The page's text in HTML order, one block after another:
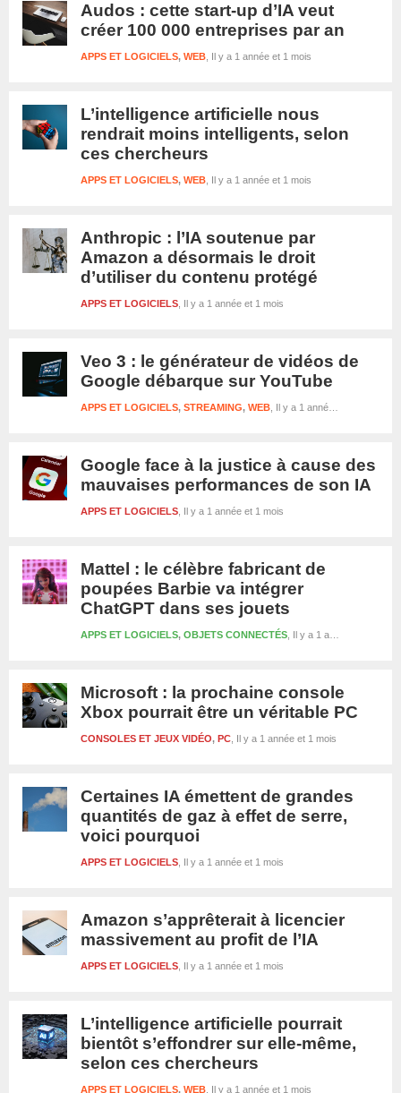
Audos : cette start-up d’IA veut
créer 100 000 entreprises par an
Il y a 1 année et 1 mois
APPS ET LOGICIELS, WEB
L’intelligence artificielle nous
rendrait moins intelligents, selon
ces chercheurs
Il y a 1 année et 1 mois
APPS ET LOGICIELS, WEB
Anthropic : l’IA soutenue par
Amazon a désormais le droit
d’utiliser du contenu protégé
Il y a 1 année et 1 mois
APPS ET LOGICIELS
Veo 3 : le générateur de vidéos de
Google débarque sur YouTube
Il y a 1 année et 1 mois
APPS ET LOGICIELS, STREAMING, WEB
Google face à la justice à cause des
mauvaises performances de son IA
Il y a 1 année et 1 mois
APPS ET LOGICIELS
Mattel : le célèbre fabricant de
poupées Barbie va intégrer
ChatGPT dans ses jouets
Il y a 1 année et 1 mois
APPS ET LOGICIELS, OBJETS CONNECTÉS
Microsoft : la prochaine console
Xbox pourrait être un véritable PC
Il y a 1 année et 1 mois
CONSOLES ET JEUX VIDÉO, PC
Certaines IA émettent de grandes
quantités de gaz à effet de serre,
voici pourquoi
Il y a 1 année et 1 mois
APPS ET LOGICIELS
Amazon s’apprêterait à licencier
massivement au profit de l’IA
Il y a 1 année et 1 mois
APPS ET LOGICIELS
L’intelligence artificielle pourrait
bientôt s’effondrer sur elle-même,
selon ces chercheurs
Il y a 1 année et 1 mois
APPS ET LOGICIELS, WEB